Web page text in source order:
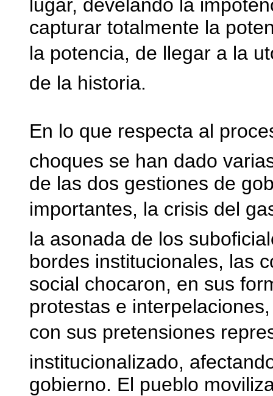
lugar, develando la
capturar totalmente la
la potencia, de llegar a la
de la historia.
En lo que respecta al
choques se han dado
de las dos gestiones de
importantes, la crisis del
la asonada de los
bordes institucionales, las
social chocaron, en sus
protestas e
con sus pretensiones
institucionalizado,
gobierno. El pueblo